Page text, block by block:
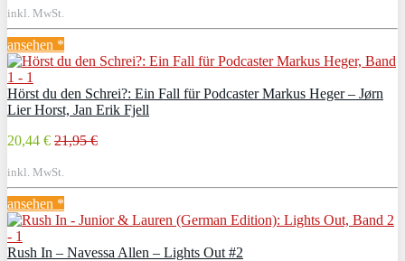
inkl. MwSt.
ansehen *
Hörst du den Schrei?: Ein Fall für Podcaster Markus Heger – Jørn
Lier Horst, Jan Erik Fjell
20,44 € 21,95 €
inkl. MwSt.
ansehen *
Rush In – Navessa Allen – Lights Out #2